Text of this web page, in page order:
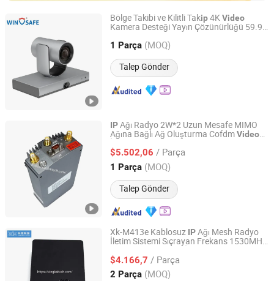
Bölge Takibi ve Kilitli Takip4KVideo
Kamera Desteği Yayın Çözünürlüğü 59.94
1 Parça (MOQ)
Talep Gönder
Shenzhen Winsafe Technology Co., Ltd.
Guangdong, China Fiyat 2013
IPAğı Radyo 2W*2 Uzun Mesafe MIMO
Ağına Bağlı Ağ Oluşturma CofdmVideo
Tekrarlayıcı Fhss Atlamalı Frekans Drone
Ağırlık Taşıma
$5.502,06 / Parça
1 Parça (MOQ)
Talep Gönder
Shenzhen Xingkai Technology Co., Ltd
Guangdong, China Fiyat 2023
Xk-M413e Kablosuz IPAğı Mesh Radyo
İletim Sistemi Sıçrayan Frekans 1530MHz
600MHz/1.4GHz Çok Rotorlu Drone için
Mesh İnternet
$4.166,7 / Parça
2 Parça (MOQ)
Shenzhen Xingkai Technology Co., Ltd
Guangdong, China Fiyat 2023